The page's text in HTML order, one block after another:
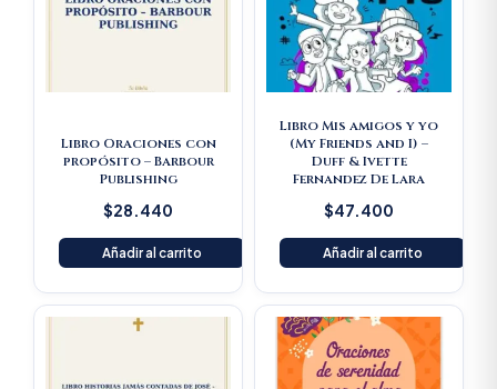
Libro Oraciones con
propósito – Barbour
Publishing
$28.440
Añadir al carrito
Libro Mis amigos y yo
(My Friends and I) –
Duff & Ivette
Fernandez De Lara
$47.400
Añadir al carrito